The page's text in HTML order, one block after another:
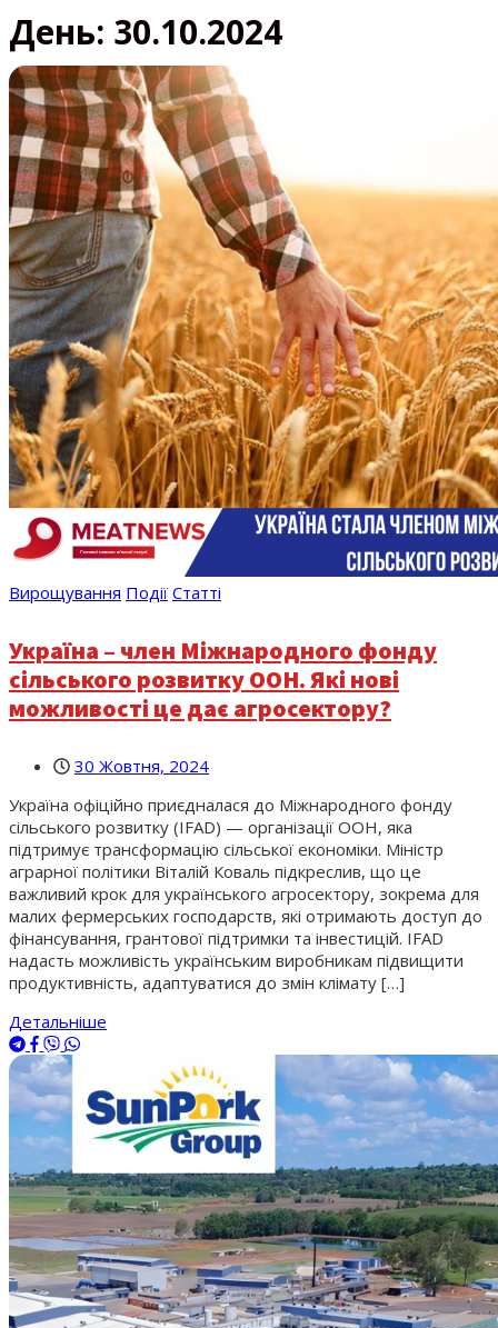
День: 30.10.2024
Вирощування Події Статті
Україна – член Міжнародного фонду
сільського розвитку ООН. Які нові
можливості це дає агросектору?
30 Жовтня, 2024
Україна офіційно приєдналася до Міжнародного фонду
сільського розвитку (IFAD) — організації ООН, яка
підтримує трансформацію сільської економіки. Міністр
аграрної політики Віталій Коваль підкреслив, що це
важливий крок для українського агросектору, зокрема для
малих фермерських господарств, які отримають доступ до
фінансування, грантової підтримки та інвестицій. IFAD
надасть можливість українським виробникам підвищити
продуктивність, адаптуватися до змін клімату […]
Детальніше